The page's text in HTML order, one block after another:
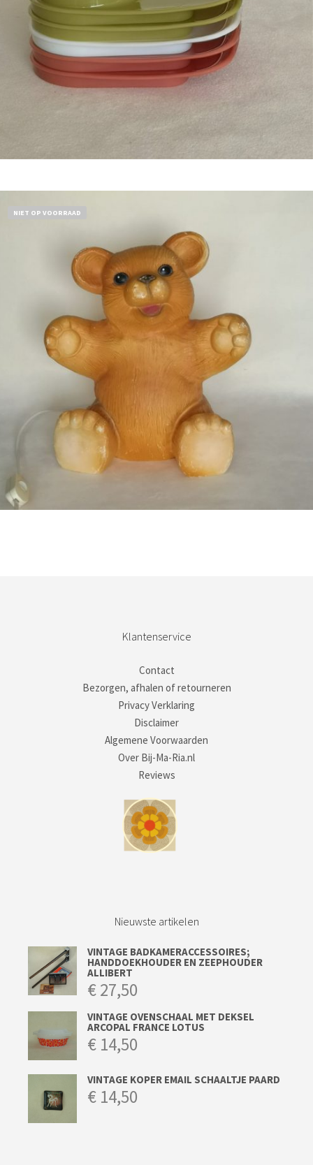
NIET OP VOORRAAD
Klantenservice
Contact
Bezorgen, afhalen of retourneren
Privacy Verklaring
Disclaimer
Algemene Voorwaarden
Over Bij-Ma-Ria.nl
Reviews
Nieuwste artikelen
VINTAGE BADKAMERACCESSOIRES;
HANDDOEKHOUDER EN ZEEPHOUDER
ALLIBERT
€27,50
VINTAGE OVENSCHAAL MET DEKSEL
ARCOPAL FRANCE LOTUS
€ 14,50
VINTAGE KOPER EMAIL SCHAALTJE PAARD
€ 14,50